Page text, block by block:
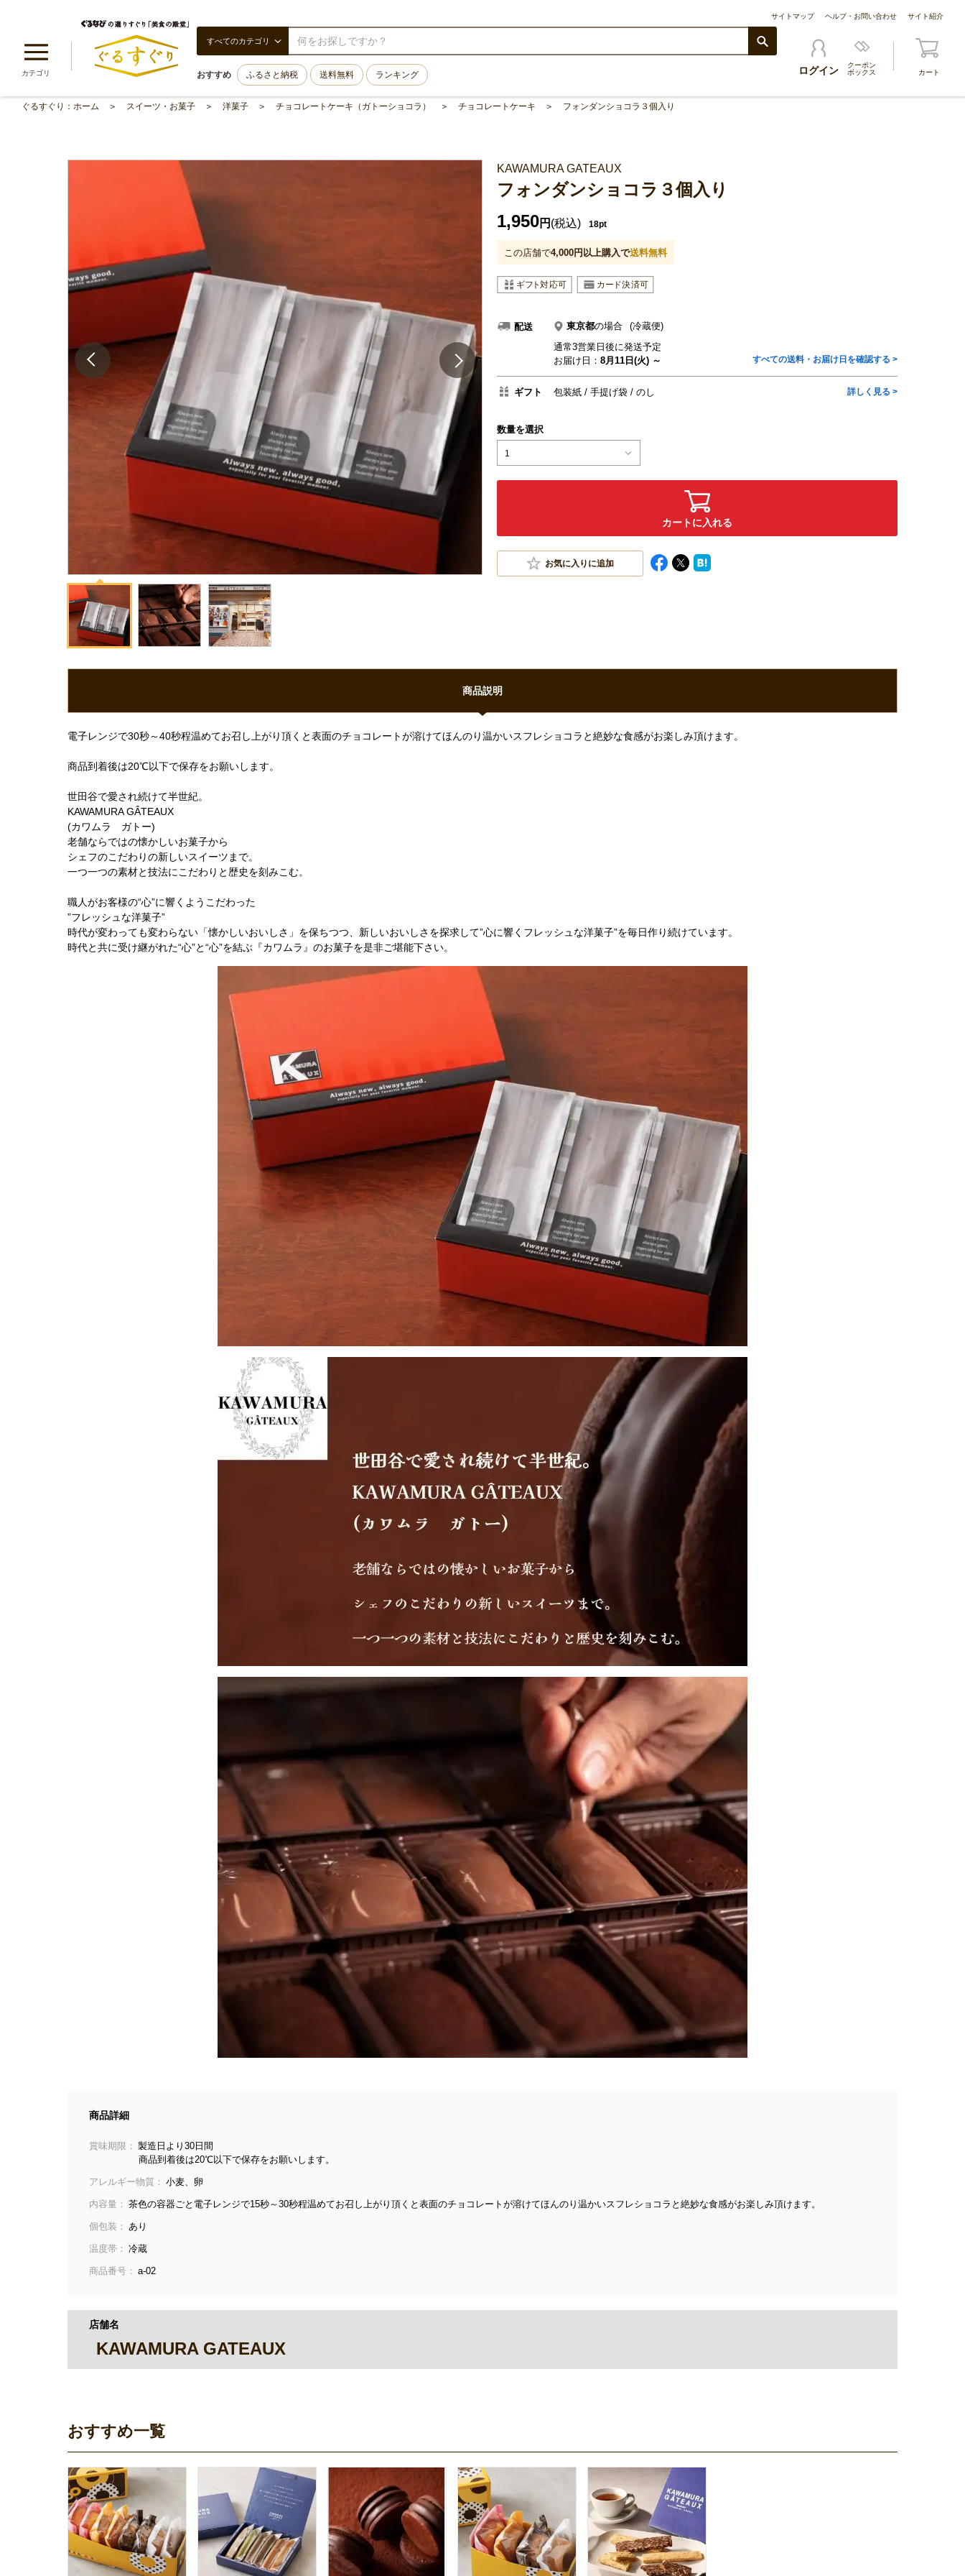
サイトマップ ヘルプ・お問い合わせ サイト紹介
カテゴリ
すべてのカテゴリ
おすすめ ふるさと納税 送料無料 ランキング ログイン
クーポン
ボックス
カート
ぐるすぐり：ホーム スイーツ・お菓子 洋菓子 チョコレートケーキ（ガトーショコラ） チョコレートケーキ フォンダンショコラ３個入り
KAWAMURA GATEAUX
フォンダンショコラ３個入り
1,950円 (税込) 18pt
この店舗で4,000円以上購入で送料無料
配送 東京都の場合
(冷蔵便)
通常3営業日後に発送予定
お届け日： 8月11日(火) ～ すべての送料・お届け日を確認する >
ギフト 包装紙 手提げ袋 のし 詳しく見る >
数量を選択
1
カートに入れる
お気に入りに追加
商品説明
電子レンジで30秒～40秒程温めてお召し上がり頂くと表面のチョコレートが溶けてほんのり温かいスフレショコラと絶妙な食感がお楽しみ頂けます。
商品到着後は20℃以下で保存をお願いします。
世田谷で愛され続けて半世紀。
KAWAMURA GÂTEAUX
(カワムラ ガトー)
老舗ならではの懐かしいお菓子から
シェフのこだわりの新しいスイーツまで。
一つ一つの素材と技法にこだわりと歴史を刻みこむ。
職人がお客様の“心”に響くようこだわった
”フレッシュな洋菓子”
時代が変わっても変わらない「懐かしいおいしさ」を保ちつつ、新しいおいしさを探求して”心に響くフレッシュな洋菓子”を毎日作り続けています。
時代と共に受け継がれた“心”と“心”を結ぶ『カワムラ』のお菓子を是非ご堪能下さい。
商品詳細
賞味期限： 製造日より30日間
商品到着後は20℃以下で保存をお願いします。
アレルギー物質： 小麦、卵
内容量： 茶色の容器ごと電子レンジで15秒～30秒程温めてお召し上がり頂くと表面のチョコレートが溶けてほんのり温かいスフレショコラと絶妙な食感がお楽しみ頂けます。
個包装： あり
温度帯： 冷蔵
商品番号： a-02
店舗名
KAWAMURA GATEAUX
おすすめ一覧